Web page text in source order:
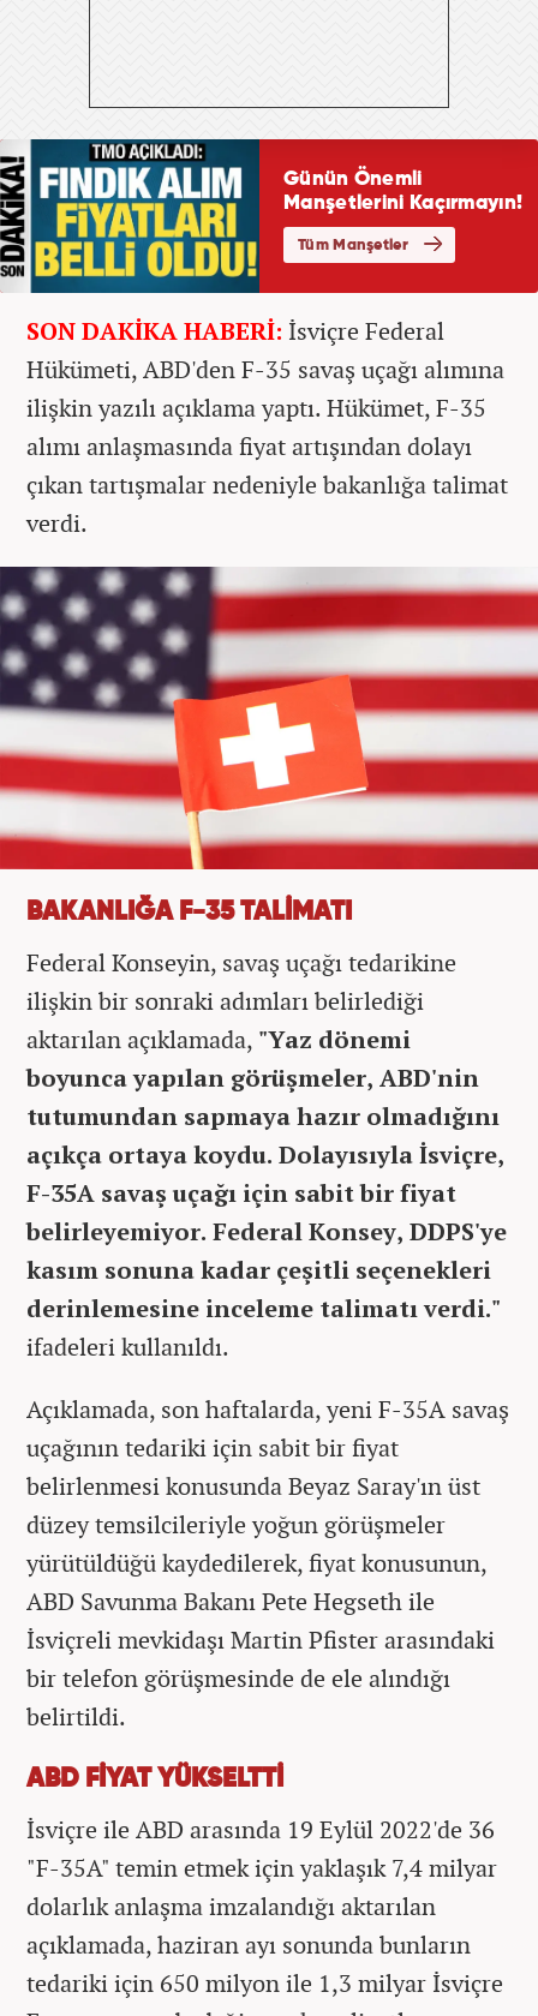
SON DAKİKA HABERİ: İsviçre Federal
Hükümeti, ABD'den F-35 savaş uçağı alımına
ilişkin yazılı açıklama yaptı. Hükümet, F-35
alımı anlaşmasında fiyat artışından dolayı
çıkan tartışmalar nedeniyle bakanlığa talimat
verdi.
BAKANLIĞA F-35 TALİMATI
Federal Konseyin, savaş uçağı tedarikine
ilişkin bir sonraki adımları belirlediği
aktarılan açıklamada, "Yaz dönemi
boyunca yapılan görüşmeler, ABD'nin
tutumundan sapmaya hazır olmadığını
açıkça ortaya koydu. Dolayısıyla İsviçre,
F-35A savaş uçağı için sabit bir fiyat
belirleyemiyor. Federal Konsey, DDPS'ye
kasım sonuna kadar çeşitli seçenekleri
derinlemesine inceleme talimatı verdi."
ifadeleri kullanıldı.
Açıklamada, son haftalarda, yeni F-35A savaş
uçağının tedariki için sabit bir fiyat
belirlenmesi konusunda Beyaz Saray'ın üst
düzey temsilcileriyle yoğun görüşmeler
yürütüldüğü kaydedilerek, fiyat konusunun,
ABD Savunma Bakanı Pete Hegseth ile
İsviçreli mevkidaşı Martin Pfister arasındaki
bir telefon görüşmesinde de ele alındığı
belirtildi.
ABD FİYAT YÜKSELTTİ
İsviçre ile ABD arasında 19 Eylül 2022'de 36
"F-35A" temin etmek için yaklaşık 7,4 milyar
dolarlık anlaşma imzalandığı aktarılan
açıklamada, haziran ayı sonunda bunların
tedariki için 650 milyon ile 1,3 milyar İsviçre